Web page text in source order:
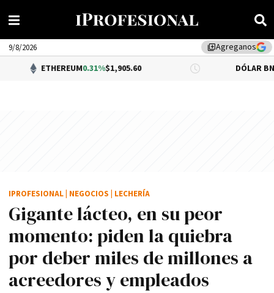
library_addAgreganos
9/8/2026
0.31%$1,905.60 DÓLAR BNA $1,520.00
Gigante lácteo, en su peor
momento: piden la quiebra
por deber miles de millones a
acreedores y empleados
IPROFESIONAL NEGOCIOS LECHERÍA